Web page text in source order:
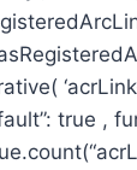
true ,